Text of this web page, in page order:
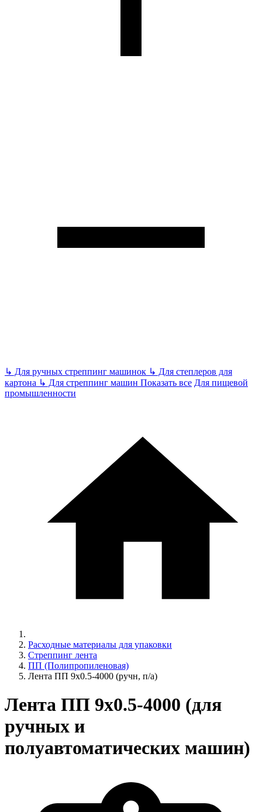
↳ Для ручных стреппинг машинок ↳ Для степлеров для
картона ↳ Для стреппинг машин Показать все Для пищевой
промышленности
Расходные материалы для упаковки
Стреппинг лента
ПП (Полипропиленовая)
Лента ПП 9x0.5-4000 (ручн, п/а)
Лента ПП 9x0.5-4000 (для
ручных и
полуавтоматических машин)